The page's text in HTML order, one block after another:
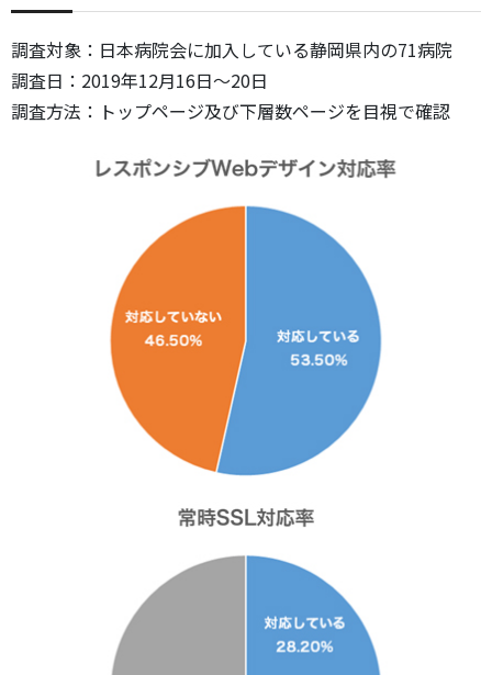
調査対象：日本病院会に加入している静岡県内の71病院
調査日：2019年12月16日～20日
調査方法：トップページ及び下層数ページを目視で確認